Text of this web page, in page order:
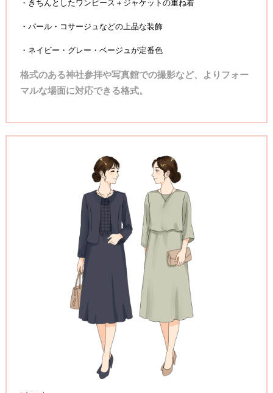
・きちんとしたワンピース＋ジャケットの重ね着
・パール・コサージュなどの上品な装飾
・ネイビー・グレー・ベージュが定番色
格式のある神社参拝や写真館での撮影など、よりフォー
マルな場面に対応できる格式。